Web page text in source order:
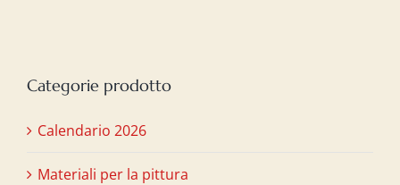
Categorie prodotto
Calendario 2026
Materiali per la pittura